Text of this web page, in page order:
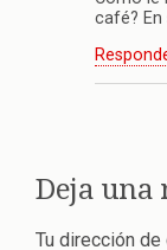
café? En
Deja una
Tu dirección